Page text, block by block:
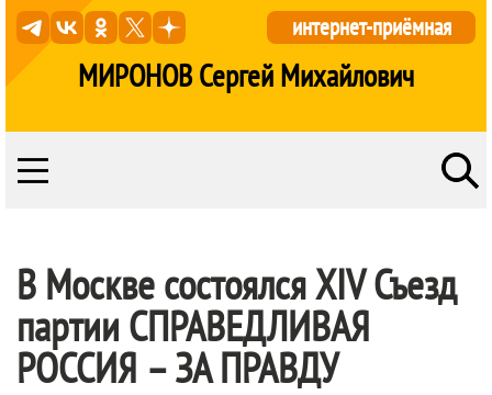
МИРОНОВ Сергей Михайлович
интернет-приёмная
В Москве состоялся XIV Съезд
партии СПРАВЕДЛИВАЯ
РОССИЯ – ЗА ПРАВДУ